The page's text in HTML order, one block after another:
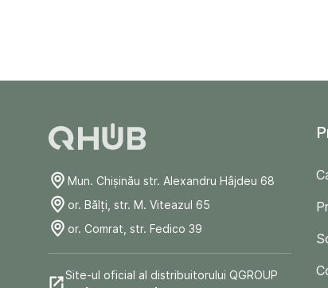
Mun. Chişinău str. Alexandru Hâjdeu 68
or. Bălți, str. M. Viteazul 65
or. Comrat, str. Fedico 39
Site-ul oficial al distribuitorului QGROUP